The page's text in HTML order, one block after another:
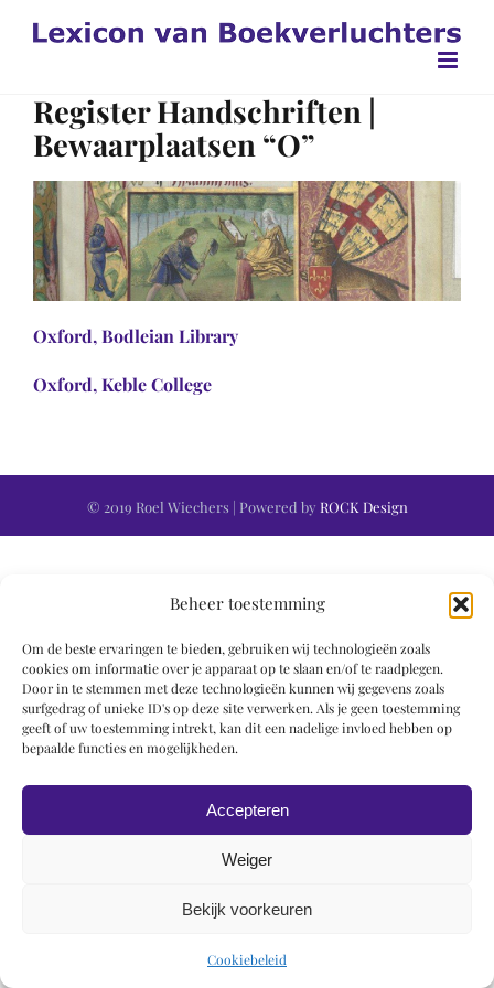
Beheer toestemming
Om de beste ervaringen te bieden, gebruiken wij technologieën zoals
cookies om informatie over je apparaat op te slaan en/of te raadplegen.
Door in te stemmen met deze technologieën kunnen wij gegevens zoals
surfgedrag of unieke ID's op deze site verwerken. Als je geen toestemming
geeft of uw toestemming intrekt, kan dit een nadelige invloed hebben op
bepaalde functies en mogelijkheden.
Accepteren
Weiger
Bekijk voorkeuren
Cookiebeleid
naar
Register Handschriften |
Bewaarplaatsen “O”
Oxford, Bodleian Library
Oxford, Keble College
© 2019 Roel Wiechers | Powered by ROCK Design